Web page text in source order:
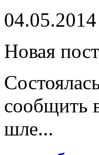
04.05.2014
Новая
сообщить
шле...